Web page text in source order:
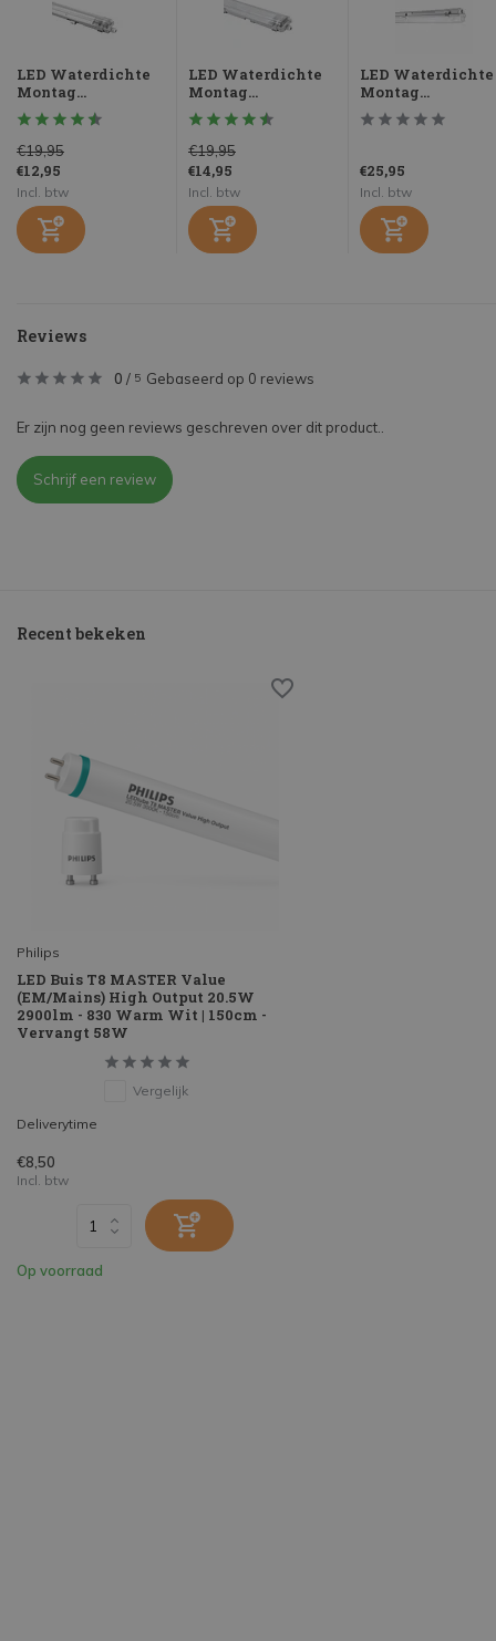
LED Waterdichte
Montag...
€19,95
€12,95
Incl. btw
LED Waterdichte
Montag...
€19,95
€14,95
Incl. btw
LED Waterdichte
Montag...
€25,95
Incl. btw
Reviews
0 / 5 Gebaseerd op 0 reviews
Er zijn nog geen reviews geschreven over dit product..
Schrijf een review
Recent bekeken
Philips
LED Buis T8 MASTER Value
(EM/Mains) High Output 20.5W
2900lm - 830 Warm Wit | 150cm -
Vervangt 58W
Vergelijk
Deliverytime
€8,50
Incl. btw
Op voorraad